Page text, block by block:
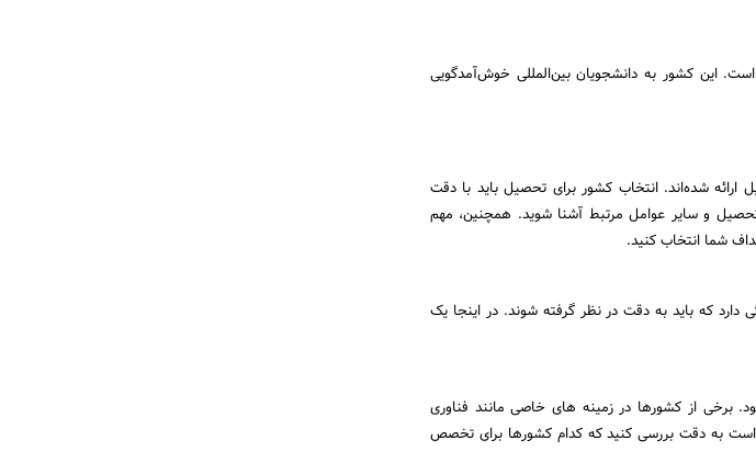
است. این کشور به دانشجویان بین‌المللی خوش‌آمدگویی
شده‌اند. انتخاب کشور برای تحصیل باید با دقت
تحصیل و سایر عوامل مرتبط آشنا شوید. همچنین، مهم
شما انتخاب کنید.
که باید به دقت در نظر گرفته شوند. در اینجا یک
برخی از کشورها در زمینه های خاصی مانند فناوری
به دقت بررسی کنید که کدام کشورها برای تخصص